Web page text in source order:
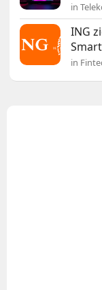
in
ING
in